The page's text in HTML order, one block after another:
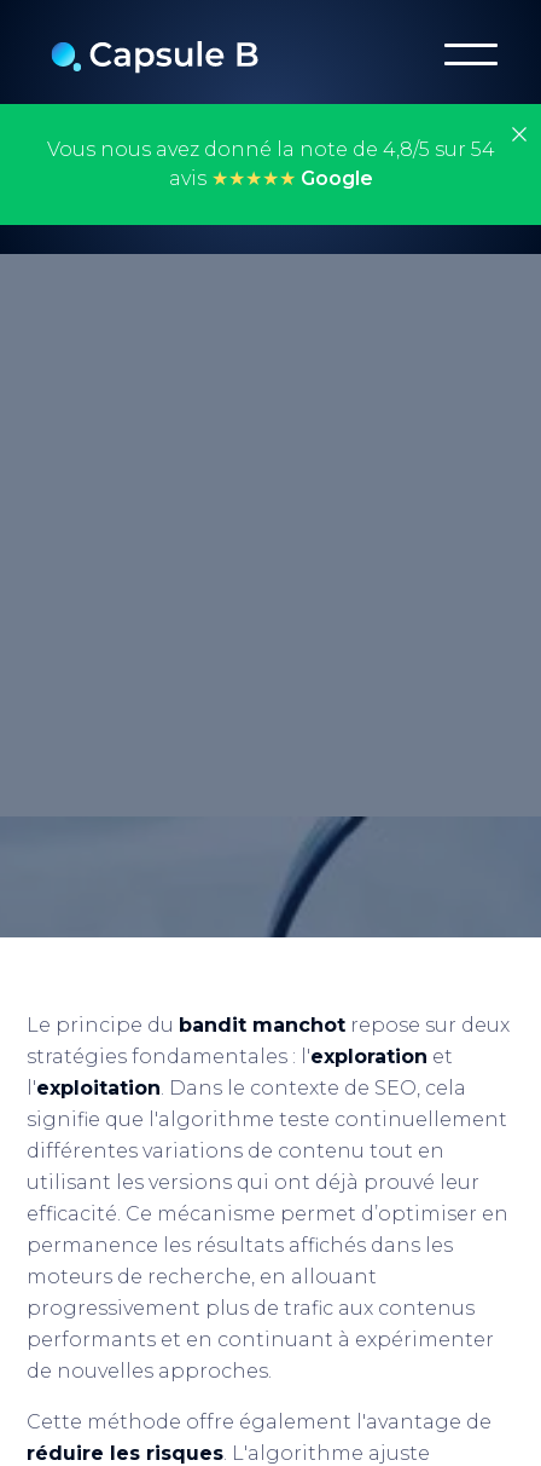
Vous nous avez donné la note de 4,8/5 sur 54
avis ★★★★★ Google
Le principe du bandit manchot repose sur deux
stratégies fondamentales : l'exploration et
l'exploitation. Dans le contexte de SEO, cela
signifie que l'algorithme teste continuellement
différentes variations de contenu tout en
utilisant les versions qui ont déjà prouvé leur
efficacité. Ce mécanisme permet d’optimiser en
permanence les résultats affichés dans les
moteurs de recherche, en allouant
progressivement plus de trafic aux contenus
performants et en continuant à expérimenter
de nouvelles approches.
Cette méthode offre également l'avantage de
réduire les risques. L'algorithme ajuste